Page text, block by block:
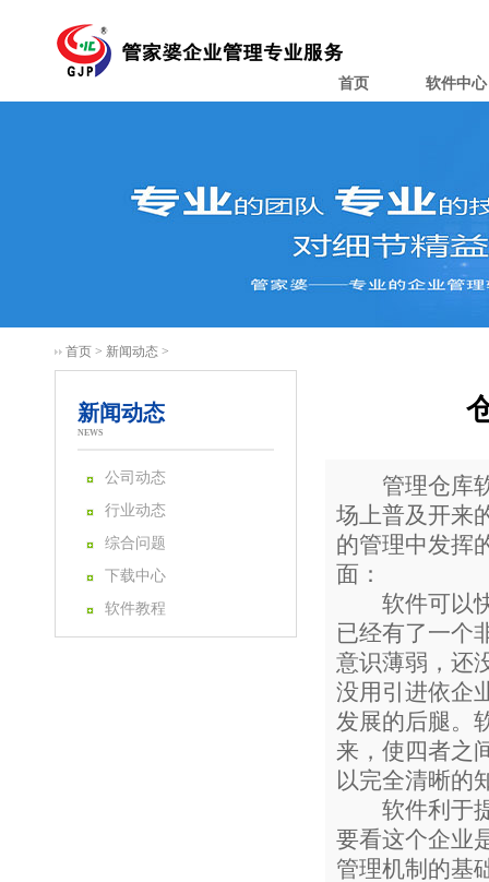
首页 软件中心
首页 > 新闻动态 >
新闻动态
NEWS
公司动态
行业动态
综合问题
下载中心
软件教程
管理仓库软
场上普及开来
的管理中发挥
面：
软件可以快
已经有了一个
意识薄弱，还
没用引进依企
发展的后腿。
来，使四者之
以完全清晰的
软件利于提
要看这个企业
管理机制的基